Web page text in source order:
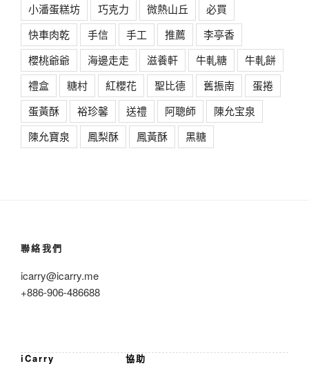
小潘蛋糕坊
巧克力 微熱山丘
必買
快車肉乾
手信 手工 推薦
李亭香
櫻桃爺爺
海邊走走 滋養軒 牛軋糖
牛軋餅
禮盒
糖村 紅櫻花 聖比德 舊振南
蛋捲
蛋黃酥
裕珍馨 送禮 阿聰師
陳允宝泉
陳允寶泉
鳳梨酥 鳳黃酥 黑糖
聯絡我們
icarry@icarry.me
+886-906-486688
iCarry
協助